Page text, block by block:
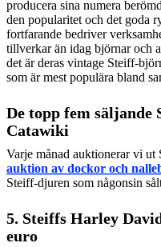
producera sina numera
den popularitet och det goda
fortfarande bedriver
tillverkar än idag björnar och
det är deras vintage Steiff-
som är mest populära bland
De topp fem säljande
Catawiki
Varje månad auktionerar vi
auktion av dockor och
Steiff-djuren som någonsin
5. Steiffs Harley
euro